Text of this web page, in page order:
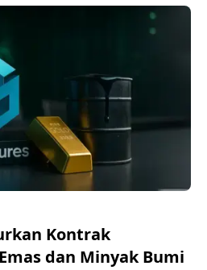
Kontrak
dan Minyak Bumi